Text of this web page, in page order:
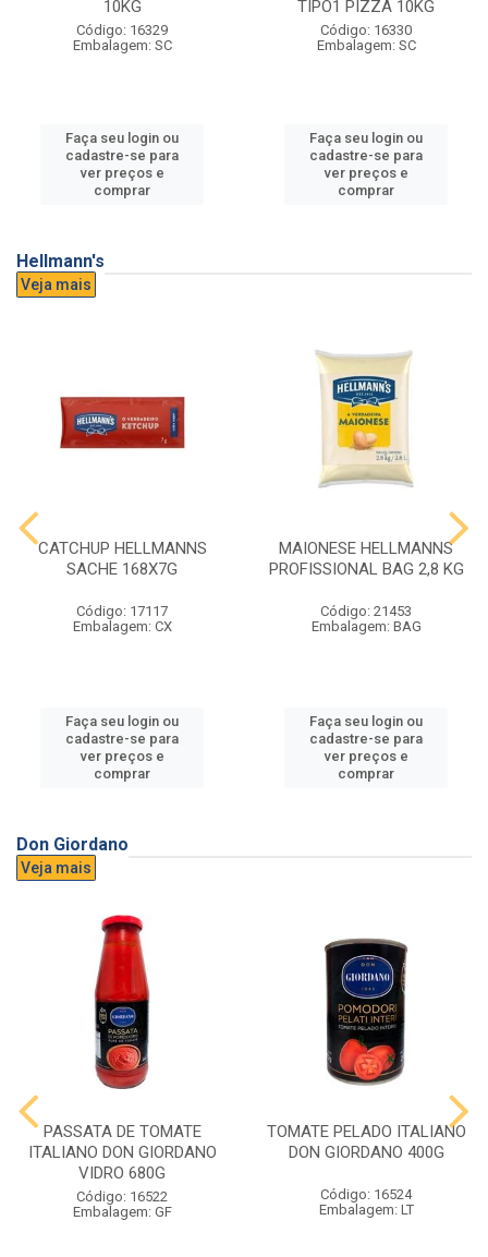
10KG
Código: 16329
Embalagem: SC
Faça seu login ou
cadastre-se para
ver preços e
comprar
TIPO1 PIZZA 10KG
Código: 16330
Embalagem: SC
Faça seu login ou
cadastre-se para
ver preços e
comprar
Hellmann's
Veja mais
CATCHUP HELLMANNS
SACHE 168X7G
Código: 17117
Embalagem: CX
Faça seu login ou
cadastre-se para
ver preços e
comprar
MAIONESE HELLMANNS
PROFISSIONAL BAG 2,8 KG
Código: 21453
Embalagem: BAG
Faça seu login ou
cadastre-se para
ver preços e
comprar
Don Giordano
Veja mais
PASSATA DE TOMATE
ITALIANO DON GIORDANO
VIDRO 680G
Código: 16522
Embalagem: GF
TOMATE PELADO ITALIANO
DON GIORDANO 400G
Código: 16524
Embalagem: LT